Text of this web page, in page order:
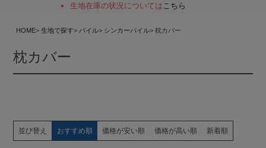
生地在庫の状況についてはこちら
HOME 生地で探す パイル シンカーパイル 枕カバー
枕カバー
並び替え おすすめ順 価格が安い順 価格が高い順 新着順